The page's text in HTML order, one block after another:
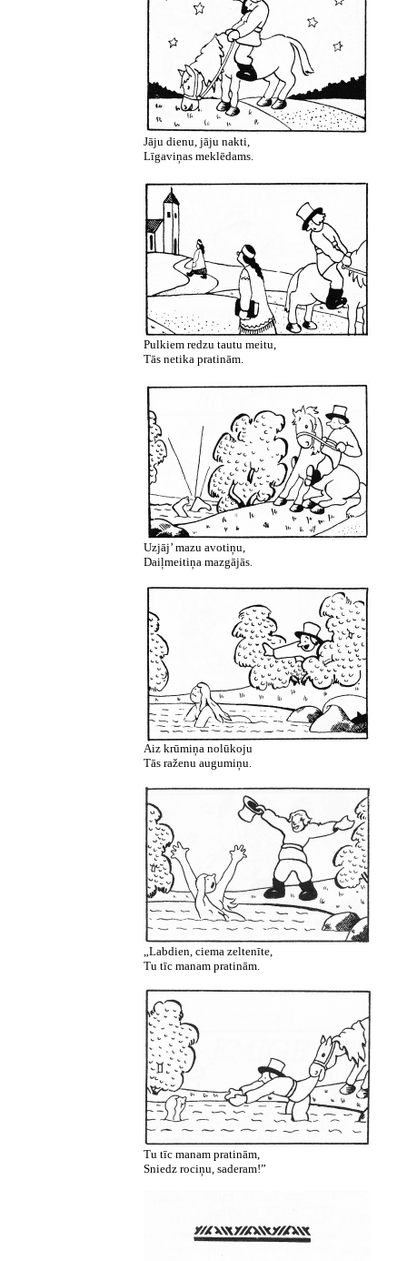
Jāju dienu, jāju nakti,
Līgaviņas meklēdams.
Pulkiem redzu tautu meitu,
Tās netika pratinām.
Uzjāj’ mazu avotiņu,
Daiļmeitiņa mazgājās.
Aiz krūmiņa nolūkoju
Tās raženu augumiņu.
„Labdien, ciema zeltenīte,
Tu tīc manam pratinām.
Tu tīc manam pratinām,
Sniedz rociņu, saderam!”